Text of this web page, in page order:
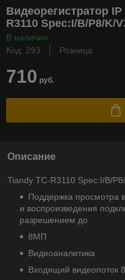
Видеорегистратор
R3110 Spec:I/B/P8/K/
В наличии
Код: 293
Розница
710 руб.
Описание
Tiandy TC-R3110 Spec:I/B/
Поддержка просмотра
и воспроизведения
разрешением до
8МП
Видеоаналитика
Входящий видеопоток